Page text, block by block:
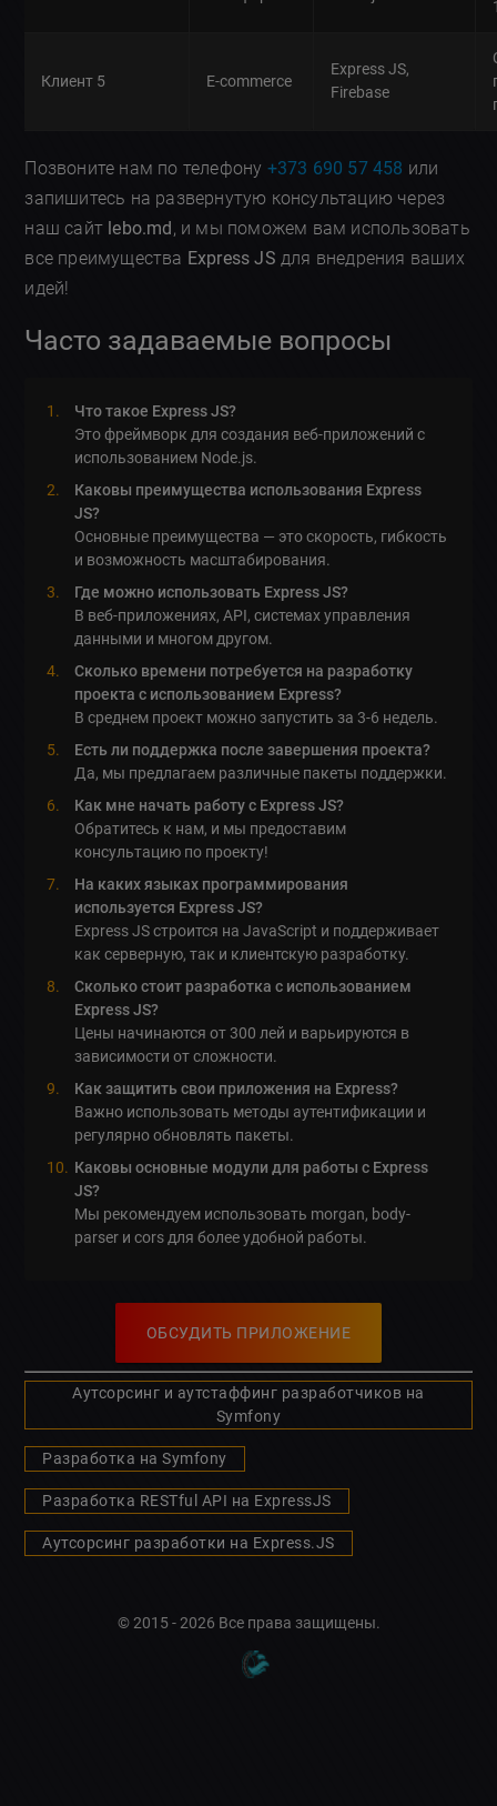
Клиент 5 Е-commerce
Express JS,
Firebase
Позвоните нам по телефону +373 690 57 458 или
запишитесь на развернутую консультацию через
наш сайт lebo.md, и мы поможем вам использовать
все преимущества Express JS для внедрения ваших
идей!
Часто задаваемые вопросы
Что такое Express JS?
Это фреймворк для создания веб-приложений с
использованием Node.js.
Каковы преимущества использования Express
JS?
Основные преимущества — это скорость, гибкость
и возможность масштабирования.
Где можно использовать Express JS?
В веб-приложениях, API, системах управления
данными и многом другом.
Сколько времени потребуется на разработку
проекта с использованием Express?
В среднем проект можно запустить за 3-6 недель.
Есть ли поддержка после завершения проекта?
Да, мы предлагаем различные пакеты поддержки.
Как мне начать работу с Express JS?
Обратитесь к нам, и мы предоставим
консультацию по проекту!
На каких языках программирования
используется Express JS?
Express JS строится на JavaScript и поддерживает
как серверную, так и клиентскую разработку.
Сколько стоит разработка с использованием
Express JS?
Цены начинаются от 300 лей и варьируются в
зависимости от сложности.
Как защитить свои приложения на Express?
Важно использовать методы аутентификации и
регулярно обновлять пакеты.
Каковы основные модули для работы с Express
JS?
Мы рекомендуем использовать morgan, body-
parser и cors для более удобной работы.
ОБСУДИТЬ ПРИЛОЖЕНИЕ
Аутсорсинг и аутстаффинг разработчиков на
Symfony
Разработка на Symfony
Разработка RESTful API на ExpressJS
Аутсорсинг разработки на Express.JS
© 2015 - 2026 Все права защищены.